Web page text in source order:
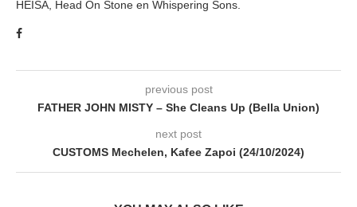
HEISA, Head On Stone en Whispering Sons.
previous post
FATHER JOHN MISTY – She Cleans Up (Bella Union)
next post
CUSTOMS Mechelen, Kafee Zapoi (24/10/2024)